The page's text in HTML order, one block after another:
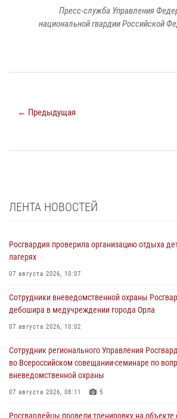
Пресс-служба Управления
национальной гвардии Российской
← Предыдущая
ЛЕНТА НОВОСТЕЙ
Росгвардия проверила организацию отдыха
лагерях
07 августа 2026, 10:07
Сотрудники вневедомственной охраны
дебошира в медучреждении города Орла
07 августа 2026, 10:02
Сотрудник регионального Управления
во Всероссийском совещании-семинаре по
вневедомственной охраны
07 августа 2026, 08:11 5
Росгвардейцы провели тренировку на объекте